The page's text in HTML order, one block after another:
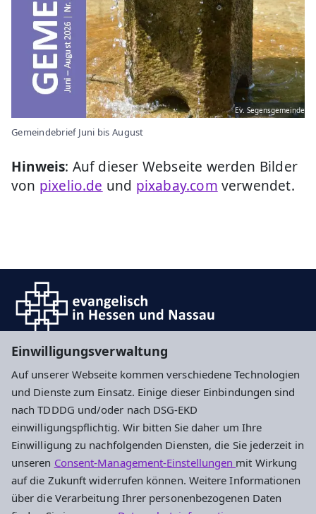
Einwilligungsverwaltung
Auf unserer Webseite kommen verschiedene Technologien
und Dienste zum Einsatz. Einige dieser Einbindungen sind
nach TDDDG und/oder nach DSG-EKD
einwilligungspflichtig. Wir bitten Sie daher um Ihre
Einwilligung zu nachfolgenden Diensten, die Sie jederzeit in
unseren Consent-Management-Einstellungen mit Wirkung
auf die Zukunft widerrufen können. Weitere Informationen
über die Verarbeitung Ihrer personenbezogenen Daten
Ev. Segensgemeinde
Gemeindebrief Juni bis August
Hinweis: Auf dieser Webseite werden Bilder
von pixelio.de und pixabay.com verwendet.
Ev. Segensgemeinde Darmstadt
Gemeindebüro
Heinheimer Straße 41A
64289 Darmstadt